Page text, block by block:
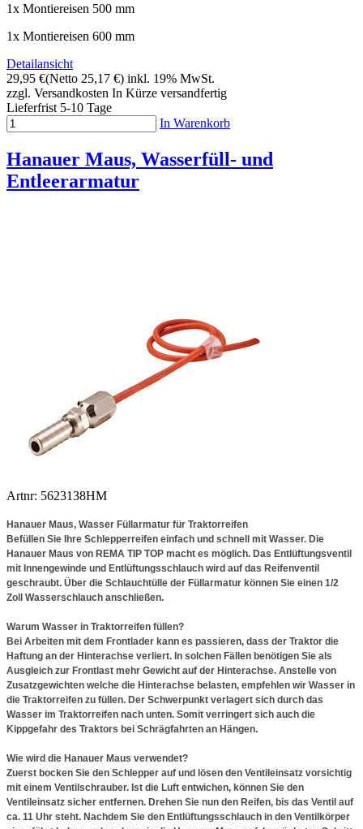
1x Montiereisen 500 mm
1x Montiereisen 600 mm
Detailansicht
29,95 €(Netto 25,17 €) inkl. 19% MwSt.
zzgl. Versandkosten In Kürze versandfertig
Lieferfrist 5-10 Tage
In Warenkorb
Hanauer Maus, Wasserfüll- und
Entleerarmatur
Artnr: 5623138HM
Hanauer Maus, Wasser Füllarmatur für Traktorreifen
Befüllen Sie Ihre Schlepperreifen einfach und schnell mit Wasser. Die
Hanauer Maus von REMA TIP TOP macht es möglich. Das Entlüftungsventil
mit Innengewinde und Entlüftungsschlauch wird auf das Reifenventil
geschraubt. Über die Schlauchtülle der Füllarmatur können Sie einen 1/2
Zoll Wasserschlauch anschließen.
Warum Wasser in Traktorreifen füllen?
Bei Arbeiten mit dem Frontlader kann es passieren, dass der Traktor die
Haftung an der Hinterachse verliert. In solchen Fällen benötigen Sie als
Ausgleich zur Frontlast mehr Gewicht auf der Hinterachse. Anstelle von
Zusatzgewichten welche die Hinterachse belasten, empfehlen wir Wasser in
die Traktorreifen zu füllen. Der Schwerpunkt verlagert sich durch das
Wasser im Traktorreifen nach unten. Somit verringert sich auch die
Kippgefahr des Traktors bei Schrägfahrten an Hängen.
Wie wird die Hanauer Maus verwendet?
Zuerst bocken Sie den Schlepper auf und lösen den Ventileinsatz vorsichtig
mit einem Ventilschrauber. Ist die Luft entwichen, können Sie den
Ventileinsatz sicher entfernen. Drehen Sie nun den Reifen, bis das Ventil auf
ca. 11 Uhr steht. Nachdem Sie den Entlüftungsschlauch in den Ventilkörper